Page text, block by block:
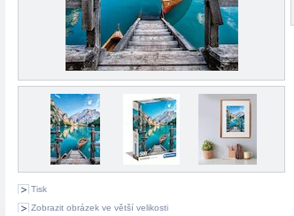
Tisk
Zobrazit obrázek ve větší velikosti